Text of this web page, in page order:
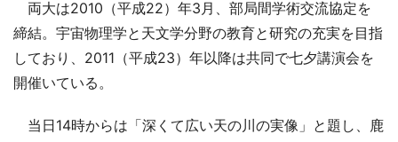
両大は2010（平成22）年3月、部局間学術交流協定を
締結。宇宙物理学と天文学分野の教育と研究の充実を目指
しており、2011（平成23）年以降は共同で七夕講演会を
開催いている。
当日14時からは「深くて広い天の川の実像」と題し、鹿